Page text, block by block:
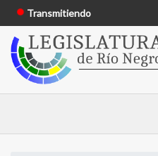
Transmitiendo